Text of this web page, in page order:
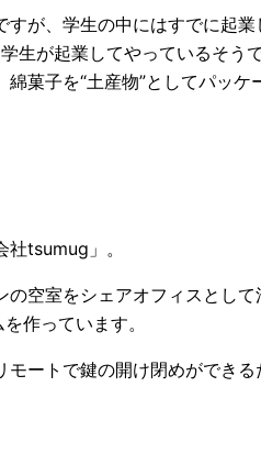
が、学生の中にはすでに起業
生が起業してやっているそう
菓子を“土産物”としてパッケ
tsumug」。
空室をシェアオフィスとして
作っています。
ートで鍵の開け閉めができる